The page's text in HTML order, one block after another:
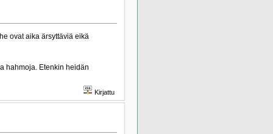
ovat aika ärsyttäviä eikä
hahmoja. Etenkin heidän
Kirjattu